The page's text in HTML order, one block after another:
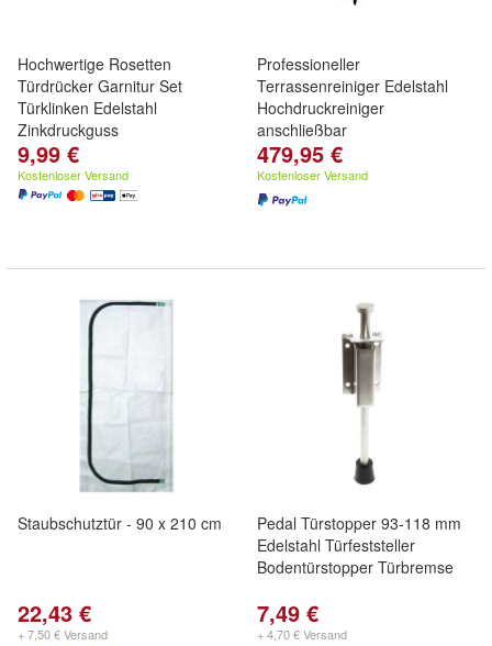
Hochwertige Rosetten
Türdrücker Garnitur Set
Türklinken Edelstahl
Zinkdruckguss
9,99 €
Kostenloser Versand
Professioneller
Terrassenreiniger Edelstahl
Hochdruckreiniger
anschließbar
479,95 €
Kostenloser Versand
Staubschutztür - 90 x 210 cm
22,43 €
+ 7,50 € Versand
Pedal Türstopper 93-118 mm
Edelstahl Türfeststeller
Bodentürstopper Türbremse
7,49 €
+ 4,70 € Versand